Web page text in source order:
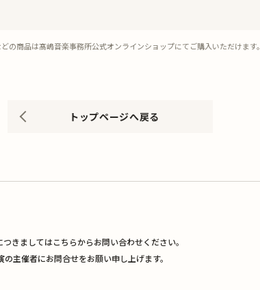
の商品は髙嶋音楽事務所公式オンラインショップにてご購入いただけます。
トップページへ戻る
きましてはこちらからお問い合わせください。
主催者にお問合せをお願い申し上げます。